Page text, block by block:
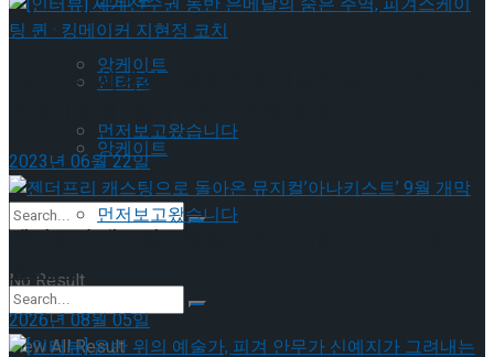
앙케이트
먼저보고왔습니다
No Result
View All Result
인터뷰
앙케이트
먼저보고왔습니다
[인터뷰] 세계선수권 동반 은메달의 숨은 주역, 피겨
2023년 06월 22일
젠더프리 캐스팅으로 돌아온 뮤지컬’아나키스트’ 9
월 개막
2026년 08월 05일